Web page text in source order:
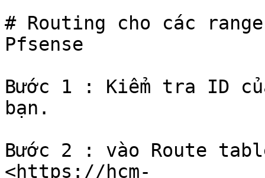
# Routing cho các
Pfsense
Bước 1 : Kiểm tra ID
bạn.
Bước 2 : vào Route
<https://hcm-